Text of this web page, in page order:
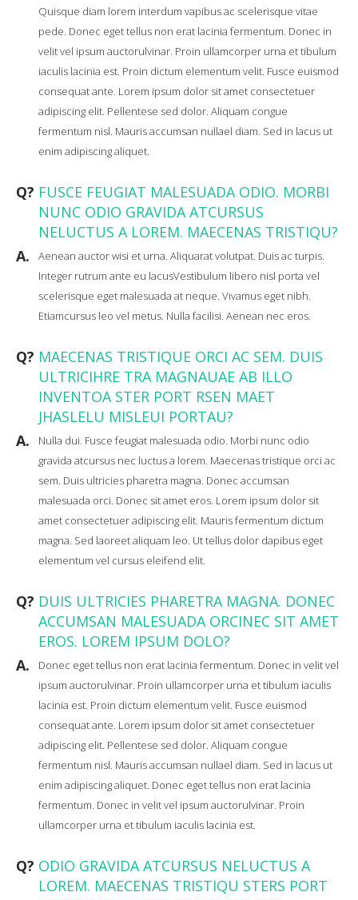
Quisque diam lorem interdum vapibus ac scelerisque vitae
pede. Donec eget tellus non erat lacinia fermentum. Donec in
velit vel ipsum auctorulvinar. Proin ullamcorper urna et tibulum
iaculis lacinia est. Proin dictum elementum velit. Fusce euismod
consequat ante. Lorem ipsum dolor sit amet consectetuer
adipiscing elit. Pellentese sed dolor. Aliquam congue
fermentum nisl. Mauris accumsan nullael diam. Sed in lacus ut
enim adipiscing aliquet.
Q? FUSCE FEUGIAT MALESUADA ODIO. MORBI
NUNC ODIO GRAVIDA ATCURSUS
NELUCTUS A LOREM. MAECENAS TRISTIQU?
A.
Aenean auctor wisi et urna. Aliquarat volutpat. Duis ac turpis.
Integer rutrum ante eu lacusVestibulum libero nisl porta vel
scelerisque eget malesuada at neque. Vivamus eget nibh.
Etiamcursus leo vel metus. Nulla facilisi. Aenean nec eros.
Q? MAECENAS TRISTIQUE ORCI AC SEM. DUIS
ULTRICIHRE TRA MAGNAUAE AB ILLO
INVENTOA STER PORT RSEN MAET
JHASLELU MISLEUI PORTAU?
A.
Nulla dui. Fusce feugiat malesuada odio. Morbi nunc odio
gravida atcursus nec luctus a lorem. Maecenas tristique orci ac
sem. Duis ultricies pharetra magna. Donec accumsan
malesuada orci. Donec sit amet eros. Lorem ipsum dolor sit
amet consectetuer adipiscing elit. Mauris fermentum dictum
magna. Sed laoreet aliquam leo. Ut tellus dolor dapibus eget
elementum vel cursus eleifend elit.
Q? DUIS ULTRICIES PHARETRA MAGNA. DONEC
ACCUMSAN MALESUADA ORCINEC SIT AMET
EROS. LOREM IPSUM DOLO?
A.
Donec eget tellus non erat lacinia fermentum. Donec in velit vel
ipsum auctorulvinar. Proin ullamcorper urna et tibulum iaculis
lacinia est. Proin dictum elementum velit. Fusce euismod
consequat ante. Lorem ipsum dolor sit amet consectetuer
adipiscing elit. Pellentese sed dolor. Aliquam congue
fermentum nisl. Mauris accumsan nullael diam. Sed in lacus ut
enim adipiscing aliquet. Donec eget tellus non erat lacinia
fermentum. Donec in velit vel ipsum auctorulvinar. Proin
ullamcorper urna et tibulum iaculis lacinia est.
Q? ODIO GRAVIDA ATCURSUS NELUCTUS A
LOREM. MAECENAS TRISTIQU STERS PORT